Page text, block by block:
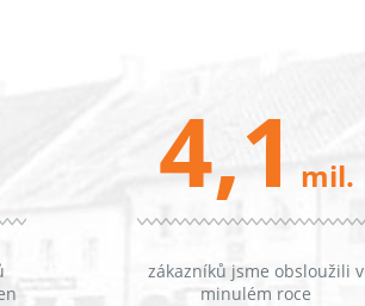
4,1 mil.
zákazníků jsme obsloužili v
minulém roce